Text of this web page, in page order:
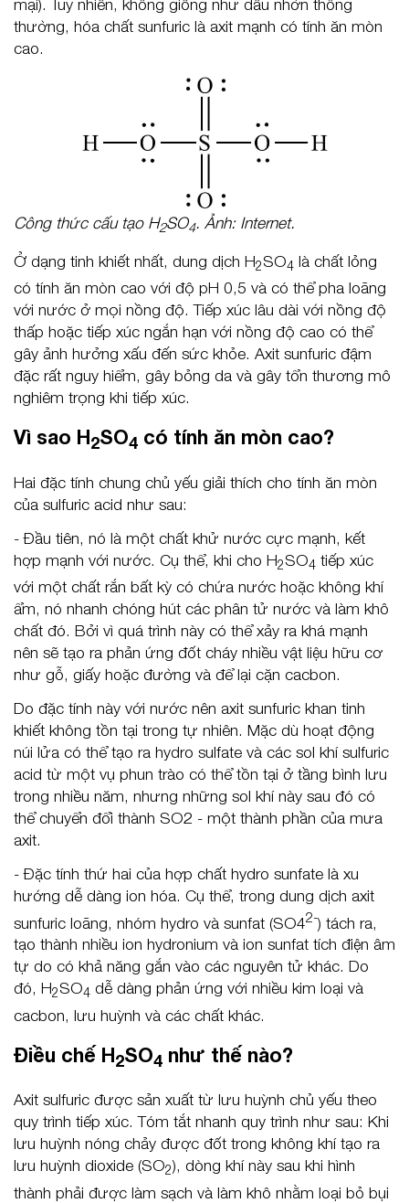
thường, hóa chất sunfuric là axit mạnh có tính ăn mòn
cao.
Công thức cấu tạo H2SO4. Ảnh: Internet.
Ở dạng tinh khiết nhất, dung dịch H2SO4 là chất lỏng
có tính ăn mòn cao với độ pH 0,5 và có thể pha loãng
với nước ở mọi nồng độ. Tiếp xúc lâu dài với nồng độ
thấp hoặc tiếp xúc ngắn hạn với nồng độ cao có thể
gây ảnh hưởng xấu đến sức khỏe. Axit sunfuric đậm
đặc rất nguy hiểm, gây bỏng da và gây tổn thương mô
nghiêm trọng khi tiếp xúc.
Vì sao H2SO4 có tính ăn mòn cao?
Hai đặc tính chung chủ yếu giải thích cho tính ăn mòn
của sulfuric acid như sau:
- Đầu tiên, nó là một chất khử nước cực mạnh, kết
hợp mạnh với nước. Cụ thể, khi cho H2SO4 tiếp xúc
với một chất rắn bất kỳ có chứa nước hoặc không khí
ẩm, nó nhanh chóng hút các phân tử nước và làm khô
chất đó. Bởi vì quá trình này có thể xảy ra khá mạnh
nên sẽ tạo ra phản ứng đốt cháy nhiều vật liệu hữu cơ
như gỗ, giấy hoặc đường và để lại cặn cacbon.
Do đặc tính này với nước nên axit sunfuric khan tinh
khiết không tồn tại trong tự nhiên. Mặc dù hoạt động
núi lửa có thể tạo ra hydro sulfate và các sol khí sulfuric
acid từ một vụ phun trào có thể tồn tại ở tầng bình lưu
trong nhiều năm, nhưng những sol khí này sau đó có
thể chuyển đổi thành SO2 - một thành phần của mưa
axit.
- Đặc tính thứ hai của hợp chất hydro sunfate là xu
hướng dễ dàng ion hóa. Cụ thể, trong dung dịch axit
sunfuric loãng, nhóm hydro và sunfat (SO42-) tách ra,
tạo thành nhiều ion hydronium và ion sunfat tích điện âm
tự do có khả năng gắn vào các nguyên tử khác. Do
đó, H2SO4 dễ dàng phản ứng với nhiều kim loại và
cacbon, lưu huỳnh và các chất khác.
Điều chế H2SO4 như thế nào?
Axit sulfuric được sản xuất từ lưu huỳnh chủ yếu theo
quy trình tiếp xúc. Tóm tắt nhanh quy trình như sau: Khi
lưu huỳnh nóng chảy được đốt trong không khí tạo ra
lưu huỳnh dioxide (SO2), dòng khí này sau khi hình
thành phải được làm sạch và làm khô nhằm loại bỏ bụi